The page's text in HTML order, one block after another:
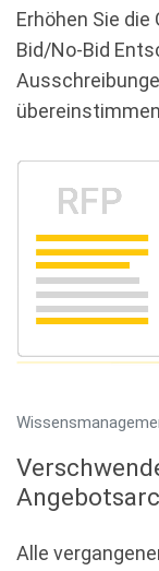
Erhöhen Sie
Bid/No-Bid
Alle